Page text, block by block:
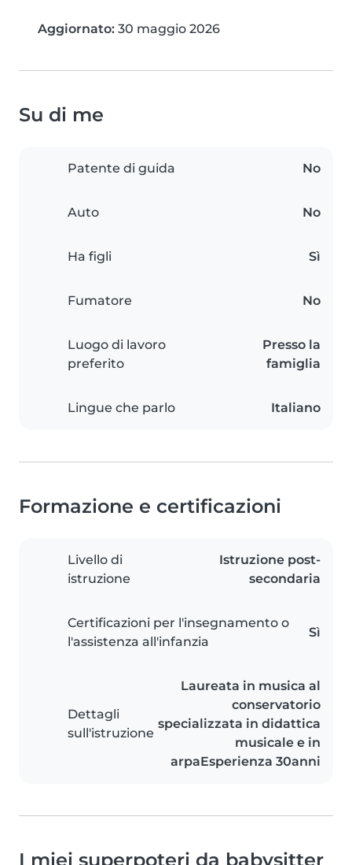
Aggiornato: 30 maggio 2026
Su di me
Patente di guida No
Auto No
Ha figli Sì
Fumatore No
Luogo di lavoro
preferito
Presso la
famiglia
Lingue che parlo Italiano
Formazione e certificazioni
Livello di
istruzione
Istruzione post-
secondaria
Certificazioni per l'insegnamento o
l'assistenza all'infanzia
Sì
Dettagli
sull'istruzione
Laureata in musica al
conservatorio
specializzata in didattica
musicale e in
arpaEsperienza 30anni
I miei superpoteri da babysitter